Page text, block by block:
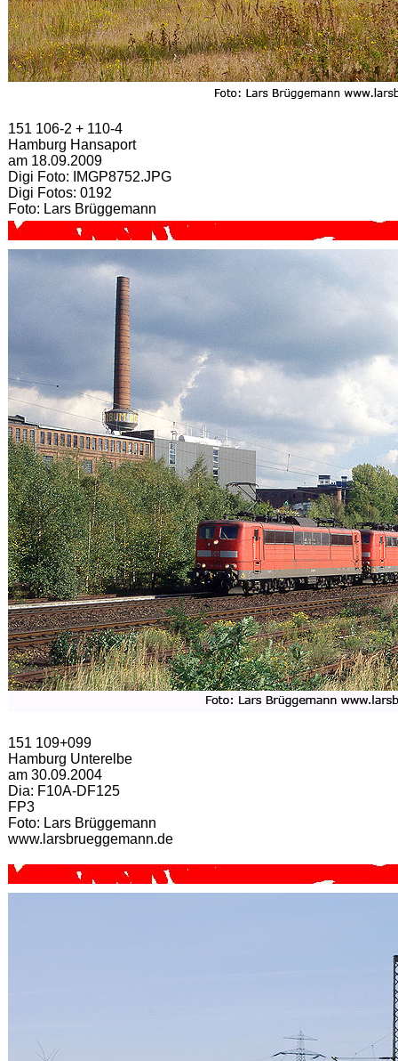
151 106-2 + 110-4
Hamburg Hansaport
am 18.09.2009
Digi Foto: IMGP8752.JPG
Digi Fotos: 0192
Foto: Lars Brüggemann
151 109+099
Hamburg Unterelbe
am 30.09.2004
Dia: F10A-DF125
FP3
Foto: Lars Brüggemann
www.larsbrueggemann.de